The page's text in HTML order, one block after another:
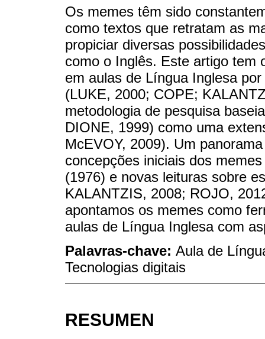
Os memes têm sido
como textos que retratam as
propiciar diversas
como o Inglês. Este artigo tem
em aulas de Língua Inglesa
(LUKE, 2000; COPE;
metodologia de pesquisa
DIONE, 1999) como uma
McEVOY, 2009). Um
concepções iniciais dos
(1976) e novas leituras sobre
KALANTZIS, 2008; ROJO,
apontamos os memes como
aulas de Língua Inglesa com
Palavras-chave: Aula de
Tecnologias digitais
RESUMEN